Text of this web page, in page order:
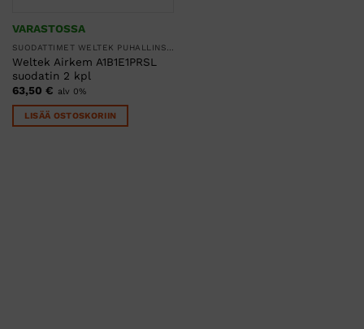
VARASTOSSA
Weltek Airkem A1B1E1PRSL
suodatin 2 kpl
63,50 € alv 0%
LISÄÄ OSTOSKORIIN